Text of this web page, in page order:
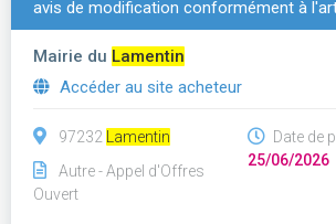
avis de modification conformément à
Mairie du Lamentin
Accéder au site acheteur
97232
Lamentin
Autre - Appel d'Offres
Ouvert
Date de
25/06/2026